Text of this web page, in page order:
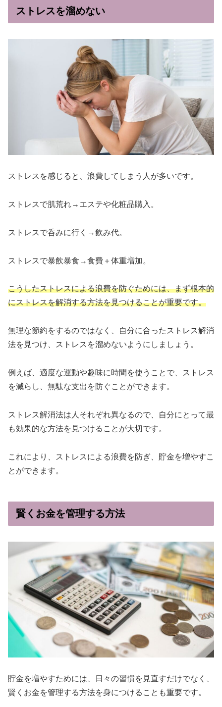
ストレスを溜めない
ストレスを感じると、浪費してしまう人が多いです。
ストレスで肌荒れ→エステや化粧品購入。
ストレスで呑みに行く→飲み代。
ストレスで暴飲暴食→食費＋体重増加。
こうしたストレスによる浪費を防ぐためには、まず根本的
にストレスを解消する方法を見つけることが重要です。
無理な節約をするのではなく、自分に合ったストレス解消
法を見つけ、ストレスを溜めないようにしましょう。
例えば、適度な運動や趣味に時間を使うことで、ストレス
を減らし、無駄な支出を防ぐことができます。
ストレス解消法は人それぞれ異なるので、自分にとって最
も効果的な方法を見つけることが大切です。
これにより、ストレスによる浪費を防ぎ、貯金を増やすこ
とができます。
賢くお金を管理する方法
貯金を増やすためには、日々の習慣を見直すだけでなく、
賢くお金を管理する方法を身につけることも重要です。